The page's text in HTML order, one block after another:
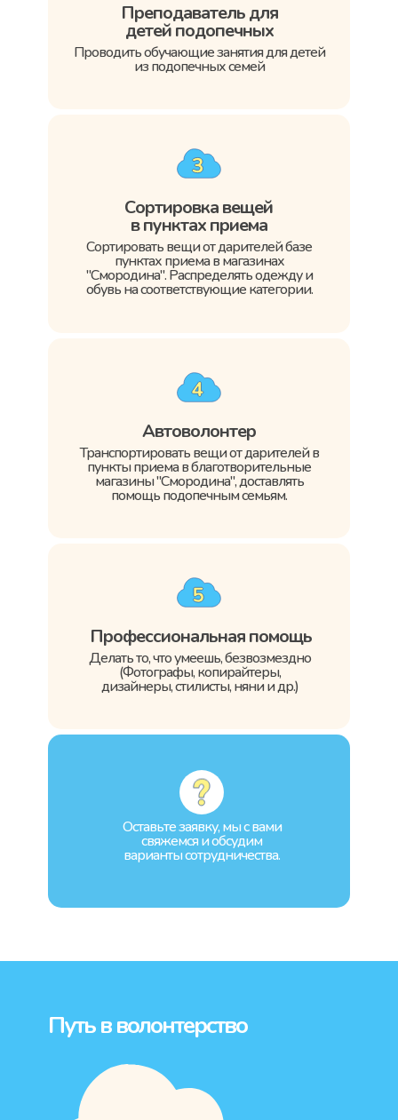
Сортировать вещи от дарителей базе
пунктах приема в магазинах
"Смородина". Распределять одежду и
обувь на соответствующие категории.
Сортировка вещей
в пунктах приема
Проводить обучающие занятия для детей
из подопечных семей
Преподаватель для
детей подопечных
Оставьте заявку, мы с вами
свяжемся и обсудим
варианты сотрудничества.
Делать то, что умеешь, безвозмездно
(Фотографы, копирайтеры,
дизайнеры, стилисты, няни и др.)
Профессиональная помощь
Транспортировать вещи от дарителей в
пункты приема в благотворительные
магазины "Смородина", доставлять
помощь подопечным семьям.
Автоволонтер
Путь в волонтерство